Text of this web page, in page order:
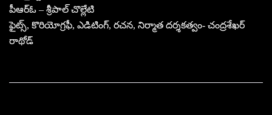
పీఆర్ఓ – శ్రీపాల్ చొల్లేటి
ఫైట్స్, కొరియోగ్రఫీ, ఎడిటింగ్, రచన, నిర్మాత దర్శకత్వం- చంద్రశేఖర్
రాథోడ్